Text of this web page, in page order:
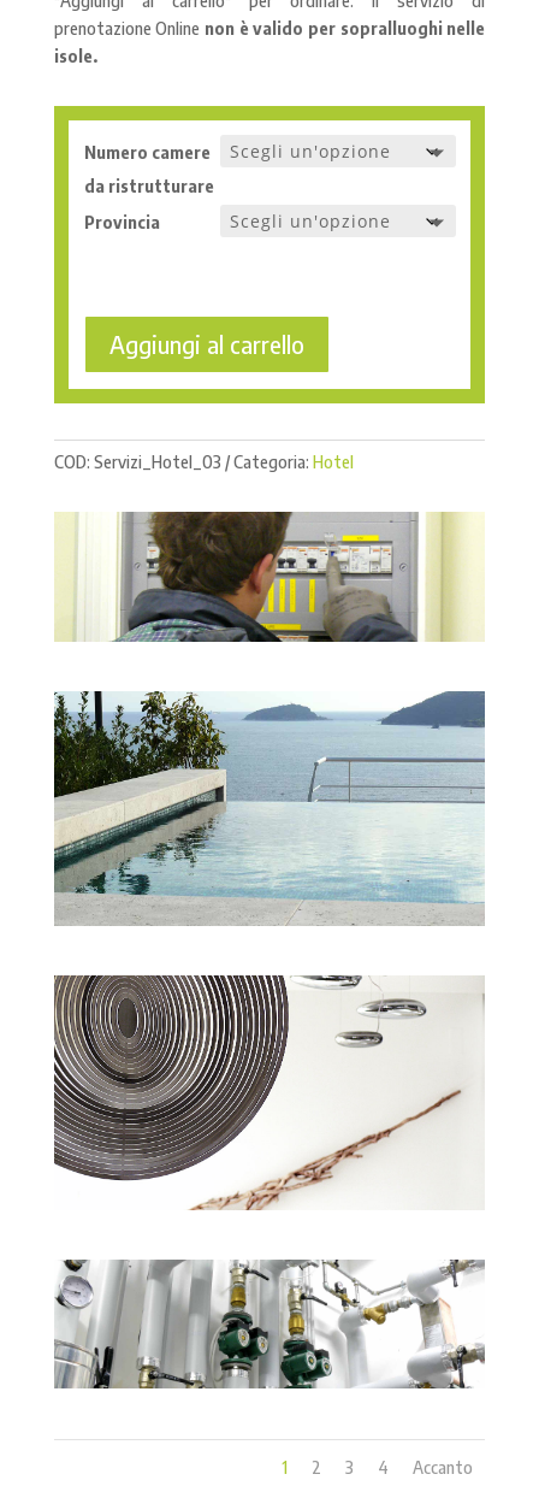
prenotazione Online non è valido per sopralluoghi nelle
isole.
Numero camere
da ristrutturare
Provincia
Aggiungi al carrello
COD: Servizi_Hotel_03 Categoria: Hotel
1 2 3 4 Accanto